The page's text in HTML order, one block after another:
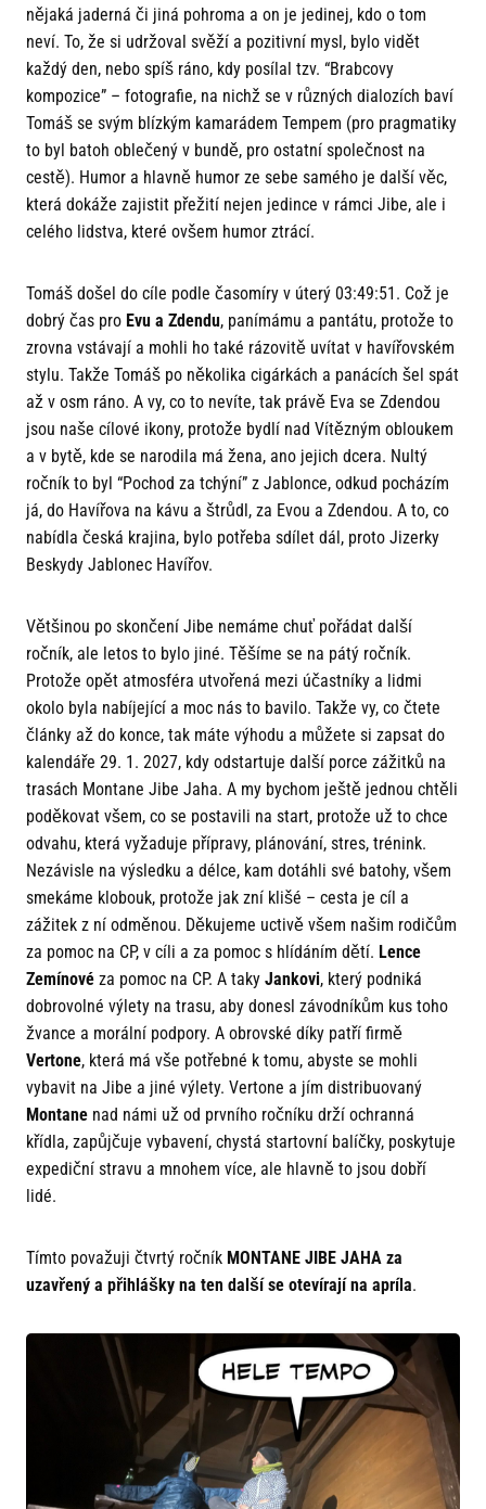
nějaká jaderná či jiná pohroma a on je jedinej, kdo o tom
neví. To, že si udržoval svěží a pozitivní mysl, bylo vidět
každý den, nebo spíš ráno, kdy posílal tzv. “Brabcovy
kompozice” – fotografie, na nichž se v různých dialozích baví
Tomáš se svým blízkým kamarádem Tempem (pro pragmatiky
to byl batoh oblečený v bundě, pro ostatní společnost na
cestě). Humor a hlavně humor ze sebe samého je další věc,
která dokáže zajistit přežití nejen jedince v rámci Jibe, ale i
celého lidstva, které ovšem humor ztrácí.
Tomáš došel do cíle podle časomíry v úterý 03:49:51. Což je
dobrý čas pro Evu a Zdendu, panímámu a pantátu, protože to
zrovna vstávají a mohli ho také rázovitě uvítat v havířovském
stylu. Takže Tomáš po několika cigárkách a panácích šel spát
až v osm ráno. A vy, co to nevíte, tak právě Eva se Zdendou
jsou naše cílové ikony, protože bydlí nad Vítězným obloukem
a v bytě, kde se narodila má žena, ano jejich dcera. Nultý
ročník to byl “Pochod za tchýní” z Jablonce, odkud pocházím
já, do Havířova na kávu a štrůdl, za Evou a Zdendou. A to, co
nabídla česká krajina, bylo potřeba sdílet dál, proto Jizerky
Beskydy Jablonec Havířov.
Většinou po skončení Jibe nemáme chuť pořádat další
ročník, ale letos to bylo jiné. Těšíme se na pátý ročník.
Protože opět atmosféra utvořená mezi účastníky a lidmi
okolo byla nabíjející a moc nás to bavilo. Takže vy, co čtete
články až do konce, tak máte výhodu a můžete si zapsat do
kalendáře 29. 1. 2027, kdy odstartuje další porce zážitků na
trasách Montane Jibe Jaha. A my bychom ještě jednou chtěli
poděkovat všem, co se postavili na start, protože už to chce
odvahu, která vyžaduje přípravy, plánování, stres, trénink.
Nezávisle na výsledku a délce, kam dotáhli své batohy, všem
smekáme klobouk, protože jak zní klišé – cesta je cíl a
zážitek z ní odměnou. Děkujeme uctivě všem našim rodičům
za pomoc na CP, v cíli a za pomoc s hlídáním dětí. Lence
Zemínové za pomoc na CP. A taky Jankovi, který podniká
dobrovolné výlety na trasu, aby donesl závodníkům kus toho
žvance a morální podpory. A obrovské díky patří firmě
Vertone, která má vše potřebné k tomu, abyste se mohli
vybavit na Jibe a jiné výlety. Vertone a jím distribuovaný
Montane nad námi už od prvního ročníku drží ochranná
křídla, zapůjčuje vybavení, chystá startovní balíčky, poskytuje
expediční stravu a mnohem více, ale hlavně to jsou dobří
lidé.
Tímto považuji čtvrtý ročník MONTANE JIBE JAHA za
uzavřený a přihlášky na ten další se otevírají na apríla.